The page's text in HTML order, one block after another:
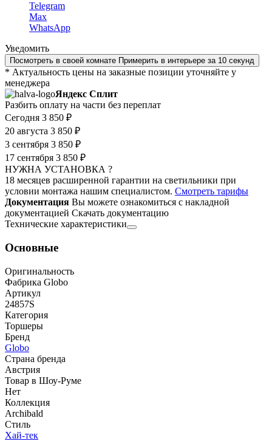
Telegram
Max
WhatsApp
Уведомить
Посмотреть в своей комнате Примерить в интерьере за 10 секунд
* Актуальность цены на заказные позиции уточняйте у
менеджера
Яндекс Сплит
Разбить оплату на части без переплат
Сегодня 3 850 ₽
20 августа 3 850 ₽
3 сентября 3 850 ₽
17 сентября 3 850 ₽
НУЖНА УСТАНОВКА ?
18 месяцев расширенной гарантии на светильники при
условии монтажа нашим специалистом. Смотреть тарифы
Документация Вы можете ознакомиться с накладной
документацией Скачать документацию
Технические характеристики
Основные
Оригинальность
Фабрика Globo
Артикул
24857S
Категория
Торшеры
Бренд
Globo
Страна бренда
Австрия
Товар в Шоу-Руме
Нет
Коллекция
Archibald
Стиль
Хай-тек